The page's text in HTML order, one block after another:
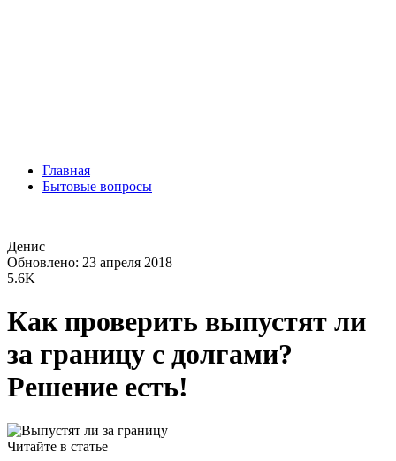
Главная
Бытовые вопросы
Денис
Обновлено: 23 апреля 2018
5.6K
Как проверить выпустят ли
за границу с долгами?
Решение есть!
Читайте в статье